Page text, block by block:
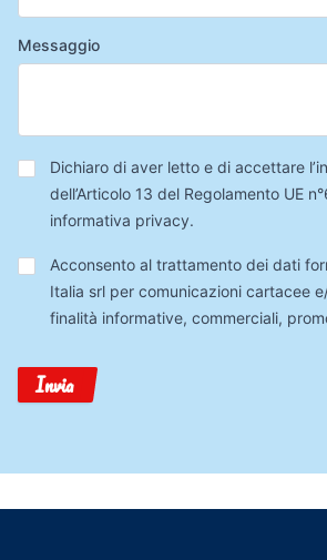
Messaggio
Privacy*
Dichiaro di aver letto e di accettare
dell’Articolo 13 del Regolamento UE
informativa privacy.
Trattamento
Dati
Acconsento al trattamento dei dati
Italia srl per comunicazioni cartacee
finalità informative, commerciali,
Invia